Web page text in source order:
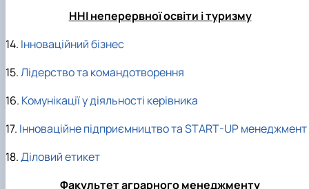
ННІ неперервної освіти і туризму
14. Інноваційний бізнес
15.Лідерство та командотворення
16. Комунікації у діяльності керівника
17. Інноваційне підприємництво та START-UP менеджмент
18.Діловий етикет
Факультет аграрного менеджменту